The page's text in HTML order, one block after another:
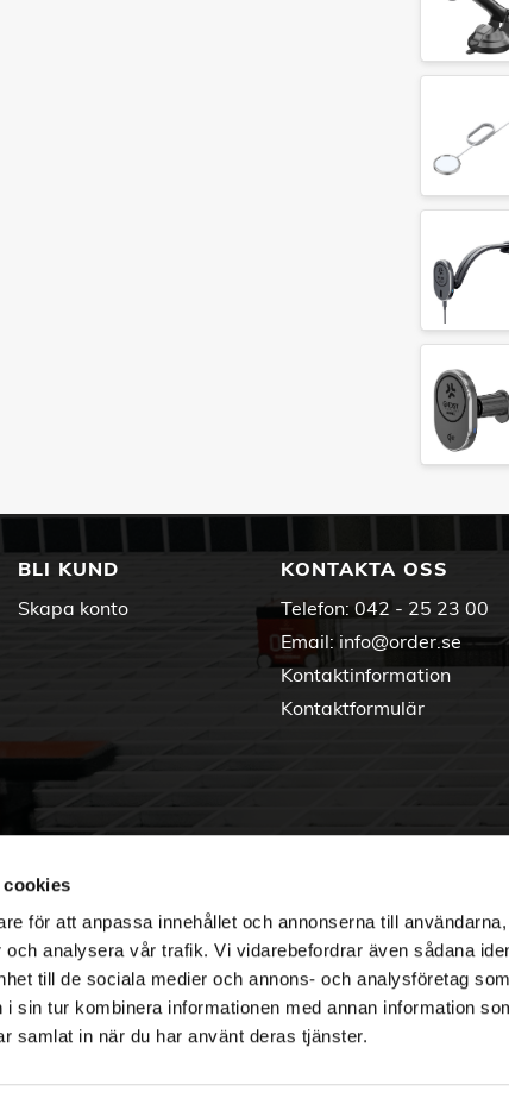
cookies
för att anpassa innehållet och annonserna till
analysera vår trafik. Vi vidarebefordrar även sådana
till de sociala medier och annons- och analysföretag
sin tur kombinera informationen med annan information
samlat in när du har använt deras tjänster.
BLI KUND
Skapa konto
KONTAKTA OSS
Telefon: 042 - 25 23 00
Email: info@order.se
Kontaktinformation
Kontaktformulär